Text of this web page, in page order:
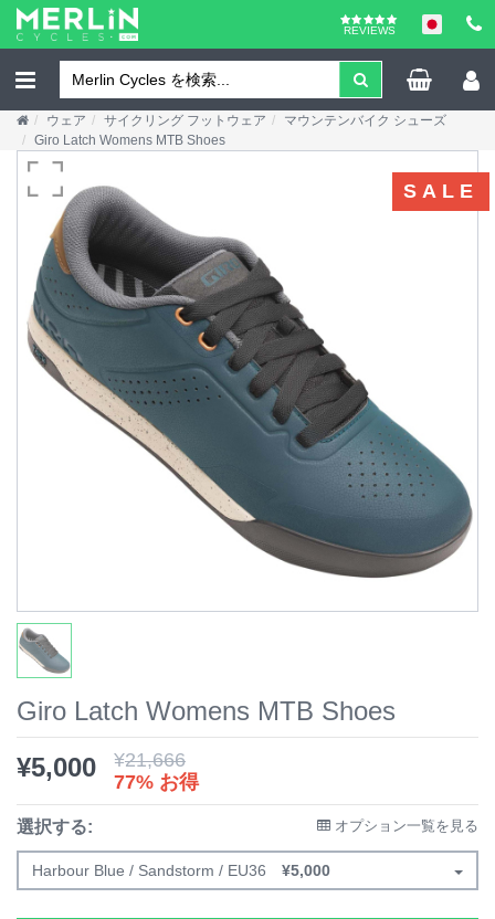
REVIEWS
ウェア サイクリング フットウェア
マウンテンバイク シューズ
Giro Latch Womens MTB Shoes
SALE
Giro Latch Womens MTB Shoes
¥5,000 ¥21,666
77% お得
選択する: オプション一覧を見る
Harbour Blue / Sandstorm / EU36 ¥5,000